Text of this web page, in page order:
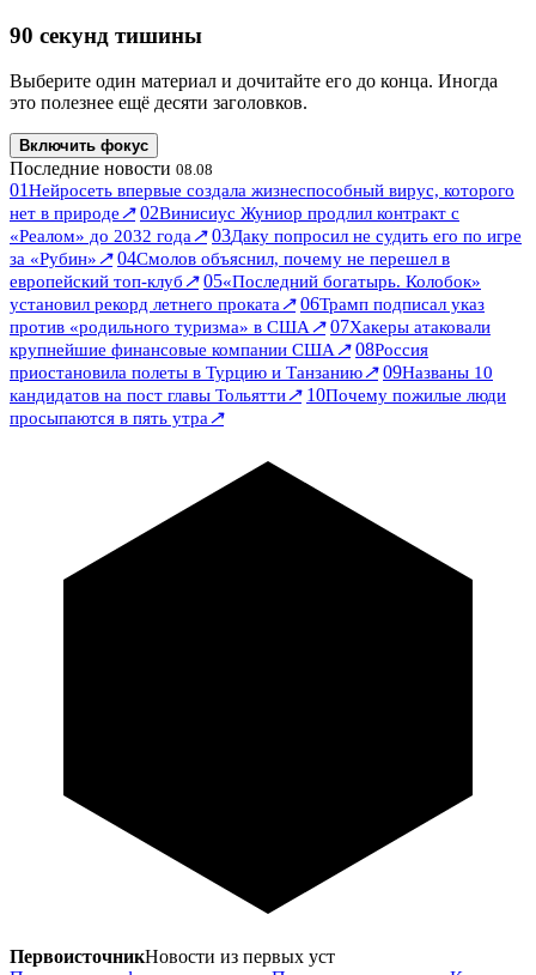
90 секунд тишины
Выберите один материал и дочитайте его до конца. Иногда
это полезнее ещё десяти заголовков.
Включить фокус
Последние новости 08.08
01Нейросеть впервые создала жизнеспособный вирус, которого
нет в природе↗ 02Винисиус Жуниор продлил контракт с
«Реалом» до 2032 года↗ 03Даку попросил не судить его по игре
за «Рубин»↗ 04Смолов объяснил, почему не перешел в
европейский топ-клуб↗ 05«Последний богатырь. Колобок»
установил рекорд летнего проката↗ 06Трамп подписал указ
против «родильного туризма» в США↗ 07Хакеры атаковали
крупнейшие финансовые компании США↗ 08Россия
приостановила полеты в Турцию и Танзанию↗ 09Названы 10
кандидатов на пост главы Тольятти↗ 10Почему пожилые люди
просыпаются в пять утра↗
ПервоисточникНовости из первых уст